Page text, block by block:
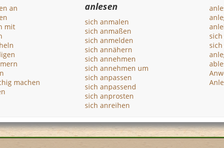
an
mit
machen
anlesen
sich anmalen
sich anmaßen
sich anmelden
sich annähern
sich annehmen
sich annehmen um
sich anpassen
sich anpassend
sich anprosten
sich anreihen